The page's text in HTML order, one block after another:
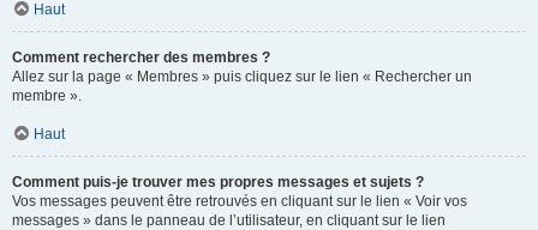
Haut
Comment rechercher des membres ?
Allez sur la page « Membres » puis cliquez sur le lien « Rechercher un
membre ».
Haut
Comment puis-je trouver mes propres messages et sujets ?
Vos messages peuvent être retrouvés en cliquant sur le lien « Voir vos
messages » dans le panneau de l’utilisateur, en cliquant sur le lien